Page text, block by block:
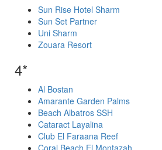
Sun Rise Hotel Sharm
Sun Set Partner
Uni Sharm
Zouara Resort
4*
Al Bostan
Amarante Garden Palms
Beach Albatros SSH
Cataract Layalina
Club El Faraana Reef
Coral Beach El Montazah